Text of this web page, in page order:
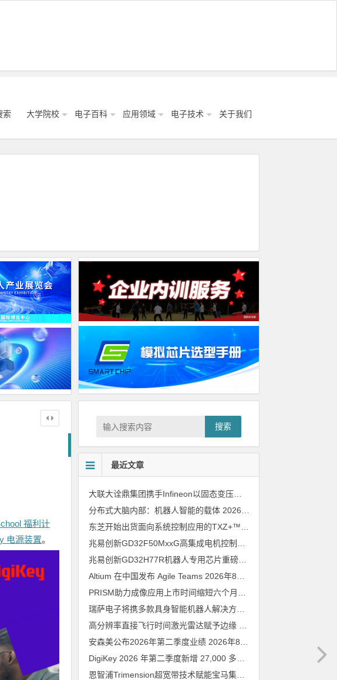
索 大学院校 电子百科 应用领域 电子技术 关于我们
福利计
电源装置。
搜索
最近文章
大联大诠鼎集团携手Infineon以固态变压器重构配电效率新标杆
分布式大脑内部：机器人智能的载体 2026年8月6日
兆易创新GD32H77R机器人专用芯片重磅亮相，精准赋能伺服驱动与关节控制
Altium 在中国发布 Agile Teams 2026年8月6日
安森美公布2026年第二季度业绩 2026年8月6日
恩智浦Trimension超宽带技术赋能宝马集团Digital Key Plus及生命体存在检测功能